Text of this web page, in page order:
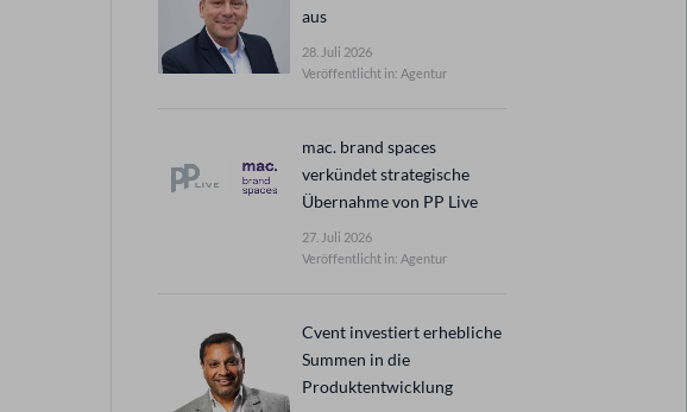
aus
28. Juli 2026
Veröffentlicht in: Agentur
mac. brand spaces
verkündet strategische
Übernahme von PP Live
27. Juli 2026
Veröffentlicht in: Agentur
Cvent investiert erhebliche
Summen in die
Produktentwicklung